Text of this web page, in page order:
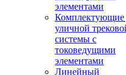
элементами
Комплектующие
уличной
системы с
токоведущими
элементами
Линейный